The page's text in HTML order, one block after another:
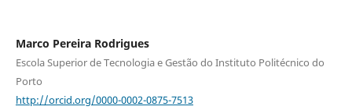
Marco Pereira Rodrigues
Escola Superior de Tecnologia e Gestão do Instituto Politécnico do
Porto
http://orcid.org/0000-0002-0875-7513